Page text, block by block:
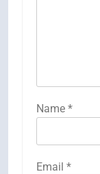
Name *
Email *